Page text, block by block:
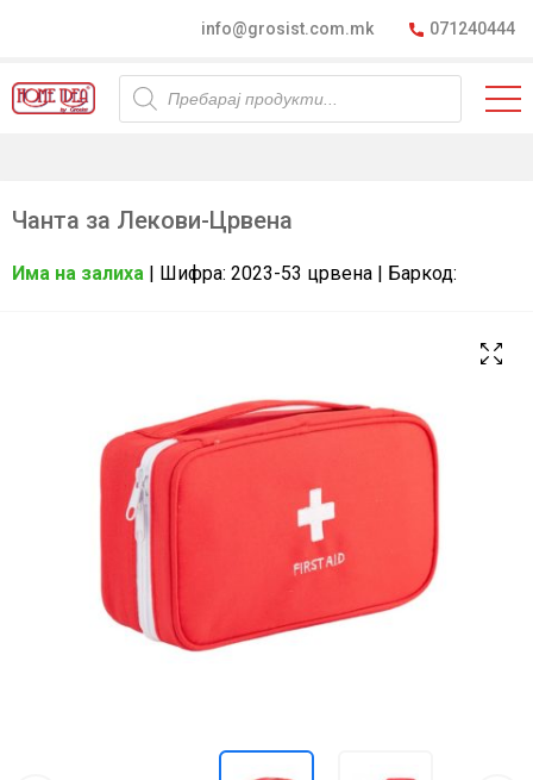
info@grosist.com.mk 071240444
Products
search
Чанта за Лекови-Црвена
Има на залиха | Шифра: 2023-53 црвена | Баркод: